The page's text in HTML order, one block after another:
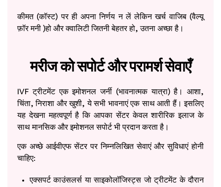
कीमत (कॉस्ट) पर ही अपना निर्णय न लें लेकिन खर्च वाजिब (वैल्यू
फ़ॉर मनी )हो और क्वालिटी जितनी बेहतर हो, उतना अच्छा है।
मरीज को सपोर्ट और परामर्श सेवाएँ
IVF ट्रीटमेंट एक इमोशनल जर्नी (भावनात्मक यात्रा) है। आशा,
चिंता, निराशा और खुशी, ये सभी भावनाएं एक साथ आती हैं। इसलिए
यह देखना महत्वपूर्ण है कि आपका सेंटर केवल शारीरिक इलाज के
साथ मानसिक और इमोशनल सपोर्ट भी प्रदान करता है।
एक अच्छे आईवीएफ सेंटर पर निम्नलिखित सेवाएं और सुविधाएं होनी
चाहिए:
एक्सपर्ट काउंसलर्स या साइकोलॉजिस्ट्स जो ट्रीटमेंट के दौरान